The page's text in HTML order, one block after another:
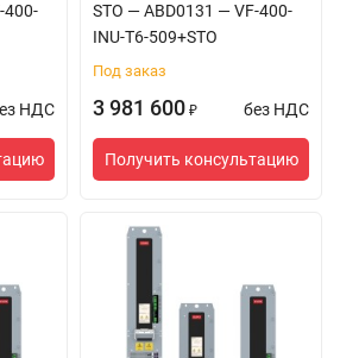
400-
НДС
STO — ABD0131 — VF-400-
INU-T6-509+STO
Под заказ
3 981 600 ₽ без НДС
Получить консультацию